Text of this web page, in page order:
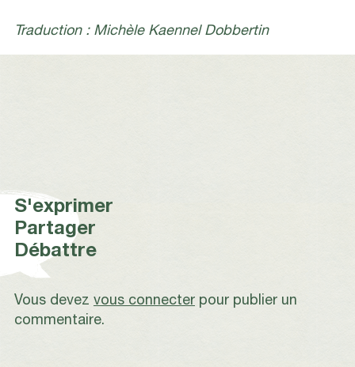
Traduction : Michèle Kaennel Dobbertin
S'exprimer
Partager
Débattre
Vous devez vous connecter pour publier un
commentaire.